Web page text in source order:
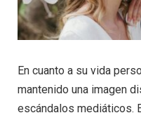
En cuanto a su vida
mantenido una imagen
escándalos mediáticos.